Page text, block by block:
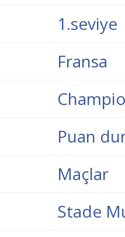
1.seviye
Fransa
Puan
Maçlar
Stade